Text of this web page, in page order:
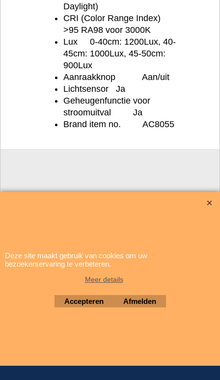
Daylight)
CRI (Color Range Index)
>95 RA98 voor 3000K
Lux 0-40cm: 1200Lux, 40-
45cm: 1000Lux, 45-50cm:
900Lux
Aanraakknop Aan/uit
Lichtsensor Ja
Geheugenfunctie voor
stroomuitval Ja
Brand item no. AC8055
update: 29 april 2026
Brigatti Electronics
Deze site maakt gebruik van cookies om uw
bezoekerservaring te verbeteren.
Meer details
Accepteren Afmelden